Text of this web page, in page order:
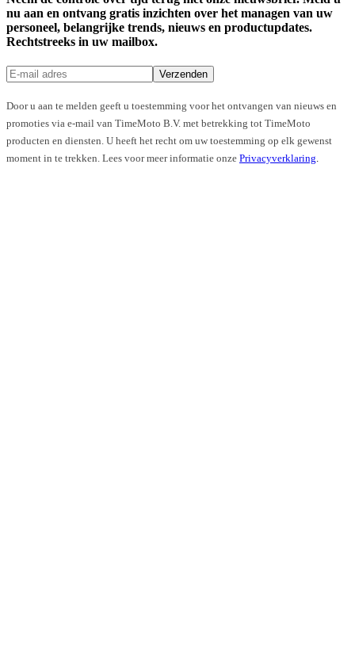
nu aan en ontvang gratis inzichten over het managen van uw
personeel, belangrijke trends, nieuws en productupdates.
Rechtstreeks in uw mailbox.
Verzenden
Door u aan te melden geeft u toestemming voor het ontvangen van nieuws en
promoties via e-mail van TimeMoto B.V. met betrekking tot TimeMoto
producten en diensten. U heeft het recht om uw toestemming op elk gewenst
moment in te trekken. Lees voor meer informatie onze Privacyverklaring.